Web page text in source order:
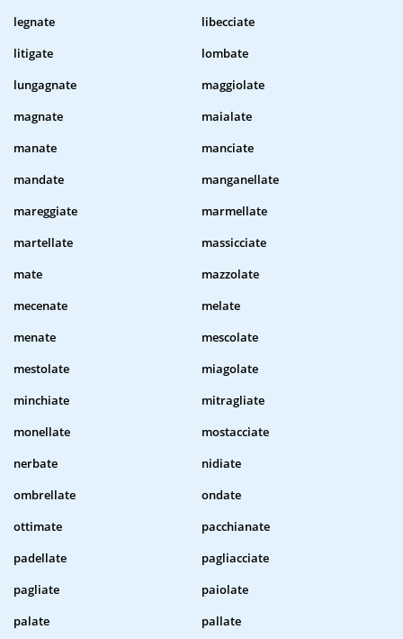
legnate
libecciate
litigate
lombate
lungagnate
maggiolate
magnate
maialate
manate
manciate
mandate
manganellate
mareggiate
marmellate
martellate
massicciate
mate
mazzolate
mecenate
melate
menate
mescolate
mestolate
miagolate
minchiate
mitragliate
monellate
mostacciate
nerbate
nidiate
ombrellate
ondate
ottimate
pacchianate
padellate
pagliacciate
pagliate
paiolate
palate
pallate